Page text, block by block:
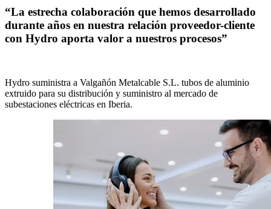
“La estrecha colaboración que hemos desarrollado
durante años en nuestra relación proveedor-cliente
con Hydro aporta valor a nuestros procesos”
Hydro suministra a Valgañón Metalcable S.L. tubos de aluminio
extruido para su distribución y suministro al mercado de
subestaciones eléctricas en Iberia.